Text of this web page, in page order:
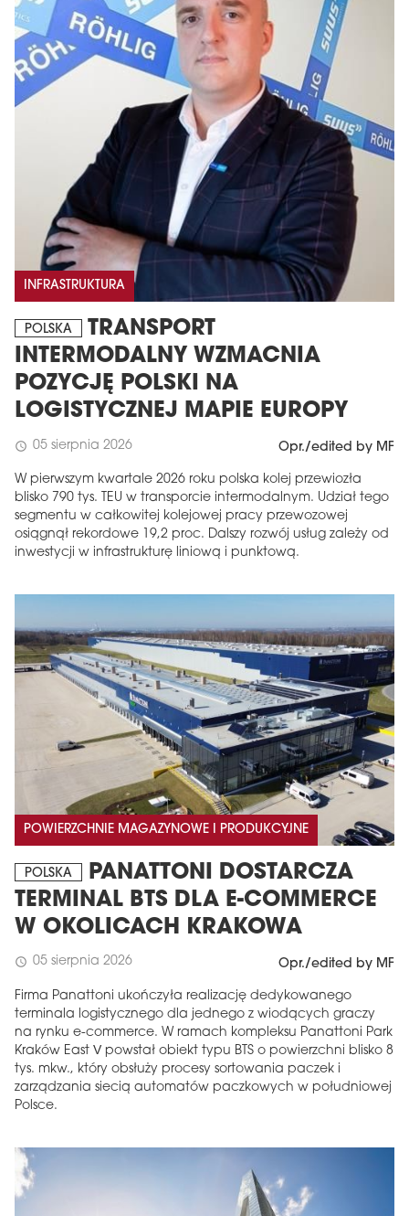
INFRASTRUKTURA
POLSKA
TRANSPORT
INTERMODALNY WZMACNIA
POZYCJĘ POLSKI NA
LOGISTYCZNEJ MAPIE EUROPY
schedule 05 sierpnia 2026 Opr./edited by MF
W pierwszym kwartale 2026 roku polska kolej przewiozła
blisko 790 tys. TEU w transporcie intermodalnym. Udział tego
segmentu w całkowitej kolejowej pracy przewozowej
osiągnął rekordowe 19,2 proc. Dalszy rozwój usług zależy od
inwestycji w infrastrukturę liniową i punktową.
POWIERZCHNIE MAGAZYNOWE I PRODUKCYJNE
POLSKA
PANATTONI DOSTARCZA
TERMINAL BTS DLA E-COMMERCE
W OKOLICACH KRAKOWA
schedule 05 sierpnia 2026 Opr./edited by MF
Firma Panattoni ukończyła realizację dedykowanego
terminala logistycznego dla jednego z wiodących graczy
na rynku e-commerce. W ramach kompleksu Panattoni Park
Kraków East V powstał obiekt typu BTS o powierzchni blisko 8
tys. mkw., który obsłuży procesy sortowania paczek i
zarządzania siecią automatów paczkowych w południowej
Polsce.